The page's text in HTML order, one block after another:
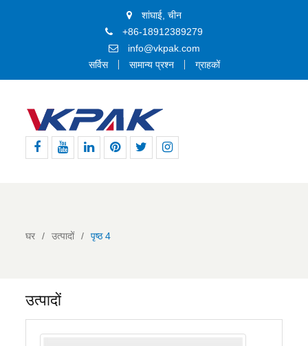
शांघाई, चीन
+86-18912389279
info@vkpak.com
सर्विस
सामान्य प्रश्न ग्राहकों
घर उत्पादों पृष्ठ 4
उत्पादों